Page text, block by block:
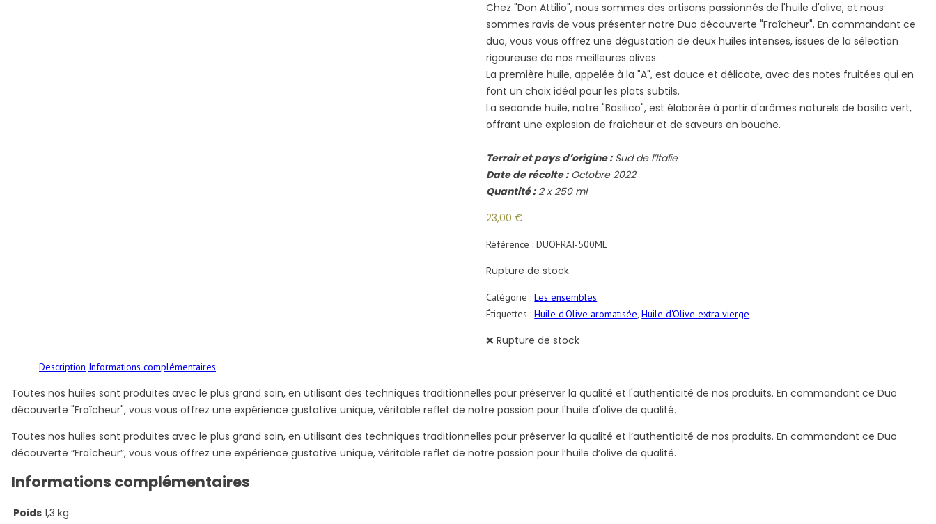
Chez "Don Attilio", nous sommes des artisans passionnés de l'huile d'olive, et nous
sommes ravis de vous présenter notre Duo découverte "Fraîcheur". En commandant ce
duo, vous vous offrez une dégustation de deux huiles intenses, issues de la sélection
rigoureuse de nos meilleures olives.
La première huile, appelée à la "A", est douce et délicate, avec des notes fruitées qui en
font un choix idéal pour les plats subtils.
La seconde huile, notre "Basilico", est élaborée à partir d'arômes naturels de basilic vert,
offrant une explosion de fraîcheur et de saveurs en bouche.
Terroir et pays d’origine :Sud de l’Italie
Date de récolte :Octobre 2022
Quantité :2 x 250 ml
23,00€
Référence :DUOFRAI-500ML
Rupture de stock
Catégorie :Les ensembles
Étiquettes :Huile d'Olive aromatisée,Huile d'Olive extra vierge
❌ Rupture de stock
Description Informations complémentaires
Toutes nos huiles sont produites avec le plus grand soin, en utilisant des techniques traditionnelles pour préserver la qualité et l'authenticité de nos produits. En commandant ce Duo
découverte "Fraîcheur", vous vous offrez une expérience gustative unique, véritable reflet de notre passion pour l'huile d'olive de qualité.
Toutes nos huiles sont produites avec le plus grand soin, en utilisant des techniques traditionnelles pour préserver la qualité et l’authenticité de nos produits. En commandant ce Duo
découverte “Fraîcheur”, vous vous offrez une expérience gustative unique, véritable reflet de notre passion pour l’huile d’olive de qualité.
Informations complémentaires
Poids 1,3 kg